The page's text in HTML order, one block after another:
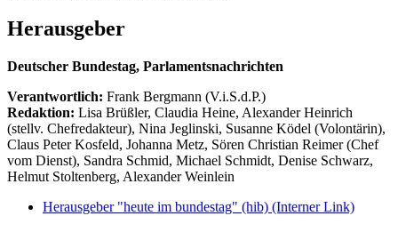
Herausgeber
Deutscher Bundestag, Parlamentsnachrichten
Verantwortlich: Frank Bergmann (V.i.S.d.P.)
Redaktion: Lisa Brüßler, Claudia Heine, Alexander Heinrich
(stellv. Chefredakteur), Nina Jeglinski, Susanne Ködel (Volontärin),
Claus Peter Kosfeld, Johanna Metz, Sören Christian Reimer (Chef
vom Dienst), Sandra Schmid, Michael Schmidt, Denise Schwarz,
Helmut Stoltenberg, Alexander Weinlein
Herausgeber "heute im bundestag" (hib) (Interner Link)